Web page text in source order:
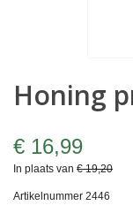
Honing
€ 16,99
In plaats van € 19,20
Artikelnummer 2446